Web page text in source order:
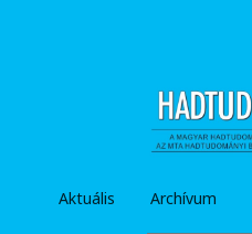
Aktuális Archívum